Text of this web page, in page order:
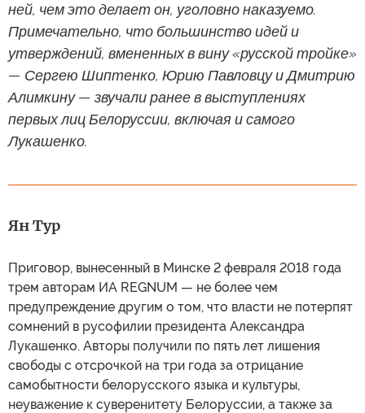
ней, чем это делает он, уголовно наказуемо.
Примечательно, что большинство идей и
утверждений, вмененных в вину «русской тройке»
— Сергею Шиптенко, Юрию Павловцу и Дмитрию
Алимкину — звучали ранее в выступлениях
первых лиц Белоруссии, включая и самого
Лукашенко.
Ян Тур
Приговор, вынесенный в Минске 2 февраля 2018 года
трем авторам ИА REGNUM — не более чем
предупреждение другим о том, что власти не потерпят
сомнений в русофилии президента Александра
Лукашенко. Авторы получили по пять лет лишения
свободы с отсрочкой на три года за отрицание
самобытности белорусского языка и культуры,
неуважение к суверенитету Белоруссии, а также за